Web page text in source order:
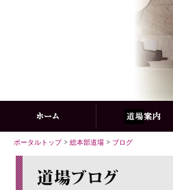
ポータルトップ> 総本部道場 > ブログ